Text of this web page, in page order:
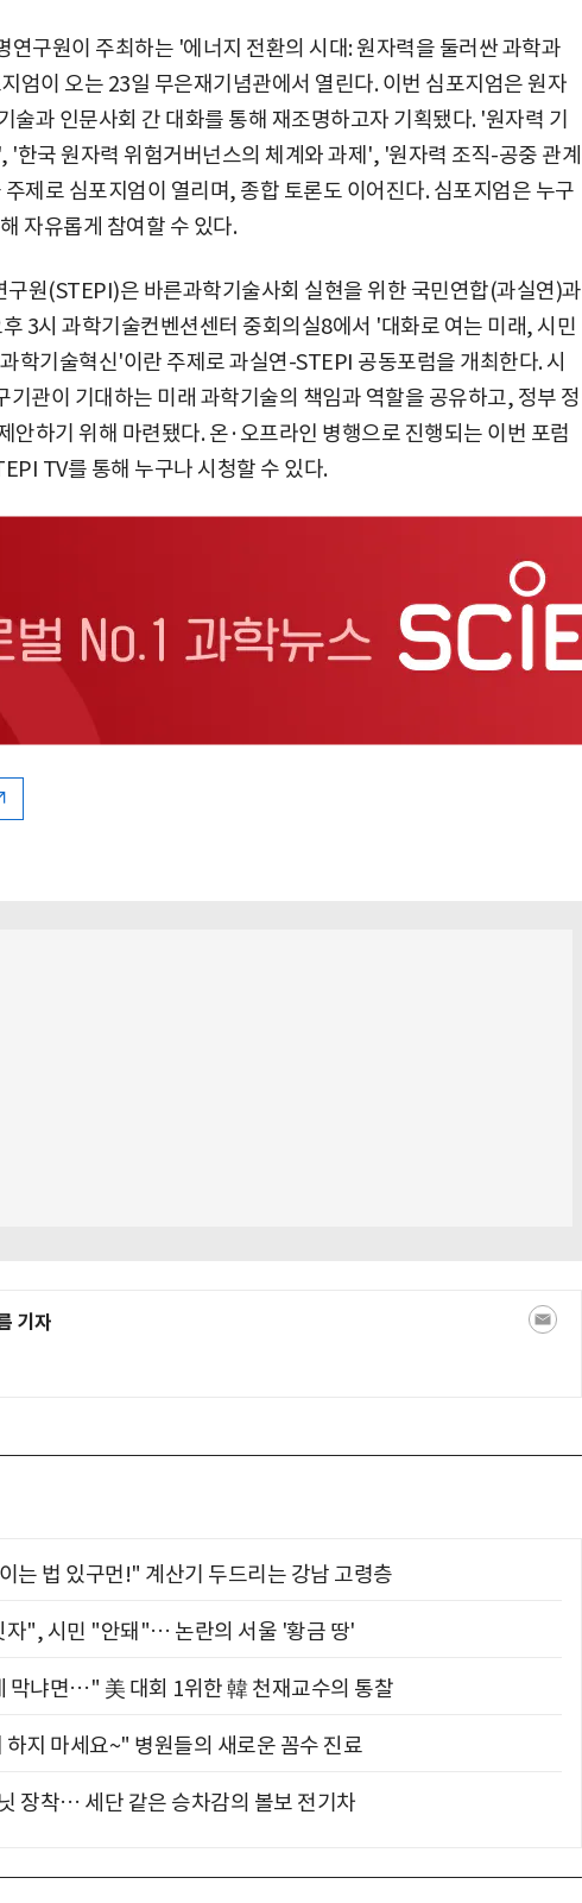
구원이 주최하는 '에너지 전환의 시대: 원자력을 둘러싼 과학과
엄이 오는 23일 무은재기념관에서 열린다. 이번 심포지엄은 원자
술과 인문사회 간 대화를 통해 재조명하고자 기획됐다. '원자력 기
'한국 원자력 위험거버넌스의 체계와 과제', '원자력 조직-공중 관계
제로 심포지엄이 열리며, 종합 토론도 이어진다. 심포지엄은 누구
자유롭게 참여할 수 있다.
원(STEPI)은 바른과학기술사회 실현을 위한 국민연합(과실연)과
3시 과학기술컨벤션센터 중회의실8에서 '대화로 여는 미래, 시민
학기술혁신'이란 주제로 과실연-STEPI 공동포럼을 개최한다. 시
기관이 기대하는 미래 과학기술의 책임과 역할을 공유하고, 정부 정
안하기 위해 마련됐다. 온·오프라인 병행으로 진행되는 이번 포럼
TV를 통해 누구나 시청할 수 있다.
기자
는 법 있구먼!" 계산기 두드리는 강남 고령층
자", 시민 "안돼"… 논란의 서울 '황금 땅'
막냐면…" 美 대회 1위한 韓 천재교수의 통찰
지 마세요~" 병원들의 새로운 꼼수 진료
장착… 세단 같은 승차감의 볼보 전기차